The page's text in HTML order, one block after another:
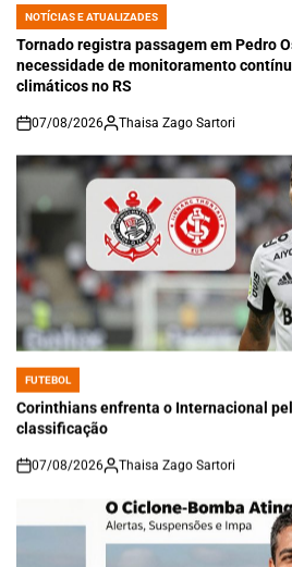
POSTED
IN
NOTÍCIAS E ATUALIZADES
Tornado registra passagem em Pedro
necessidade de monitoramento
climáticos no RS
on
07/08/2026 Thaisa Zago Sartori
POSTED
IN
FUTEBOL
Corinthians enfrenta o Internacional
classificação
on
07/08/2026 Thaisa Zago Sartori